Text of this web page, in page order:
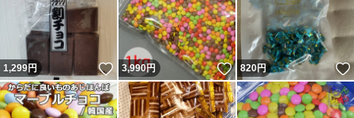
1,299円 いいね！
3,990円 いいね！
820円